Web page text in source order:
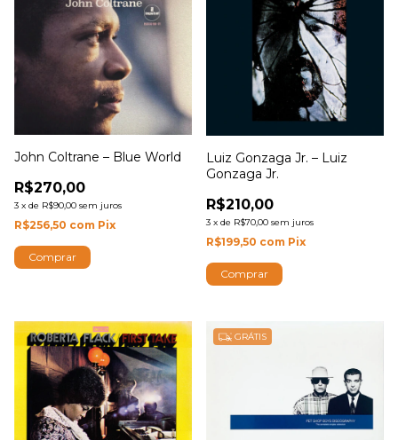
John Coltrane – Blue World
R$270,00
3 x de R$90,00 sem juros
R$256,50 com Pix
Luiz Gonzaga Jr. – Luiz
Gonzaga Jr.
R$210,00
3 x de R$70,00 sem juros
R$199,50 com Pix
GRÁTIS